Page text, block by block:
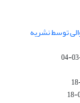
توسط نشریه